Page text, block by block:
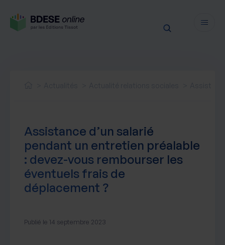
Actualités produit
Notre newsletter
Nos webinaires
Nos livres blancs
Nos accompagnements
Assistance d’un salarié
pendant un entretien préalable
: devez-vous rembourser les
éventuels frais de
déplacement ?
Publié le 14 septembre 2023